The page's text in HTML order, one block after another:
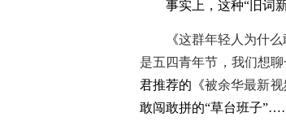
事实上，这种“旧词
《这群年轻人为什么
是五四青年节，我们想聊
君推荐的《被余华最新
敢闯敢拼的“草台班子